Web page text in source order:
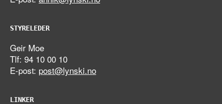
STYRELEDER
Geir Moe
Tlf: 94 10 00 10
E-post: post@lynski.no
LINKER